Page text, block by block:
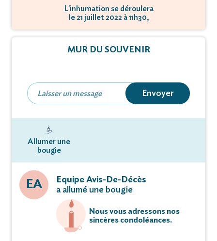
L'inhumation se déroulera
le 21 juillet 2022 à 11h30,
MUR DU SOUVENIR
Envoyer
Allumer une
bougie
EA
Equipe Avis-De-Décès
a allumé une bougie
Nous vous adressons nos
sincères condoléances.